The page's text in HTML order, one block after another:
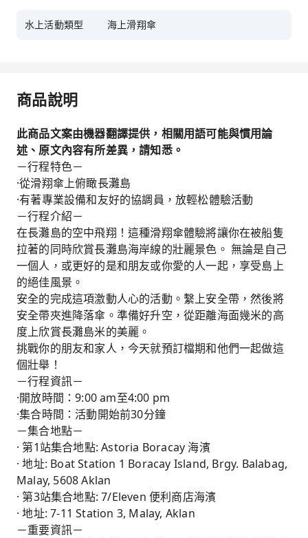
水上活動類型 海上滑翔傘
商品說明
此商品文案由機器翻譯提供，相關用語可能與慣用論
述、原文內容有所差異，請知悉。
－行程特色－
·從滑翔傘上俯瞰長灘島
·有著專業設備和友好的協調員，放輕松體驗活動
－行程介紹－
在長灘島的空中飛翔！這種滑翔傘體驗將讓你在被船隻
拉著的同時欣賞長灘島海岸線的壯麗景色。 無論是自己
一個人，或更好的是和朋友或你愛的人一起，享受島上
的絕佳風景。
安全的完成這項激動人心的活動。繫上安全帶，然後將
安全帶夾進降落傘。準備好升空，從距離海面幾米的高
度上欣賞長灘島米的美麗。
挑戰你的朋友和家人，今天就預訂檔期和他們一起做這
個壯舉！
－行程資訊－
·開放時間：9:00 am至4:00 pm
·集合時間：活動開始前30分鐘
－集合地點－
· 第1站集合地點: Astoria Boracay 海濱
· 地址: Boat Station 1 Boracay Island, Brgy. Balabag,
Malay, 5608 Aklan
· 第3站集合地點: 7/Eleven 便利商店海濱
· 地址: 7-11 Station 3, Malay, Aklan
－重要資訊－